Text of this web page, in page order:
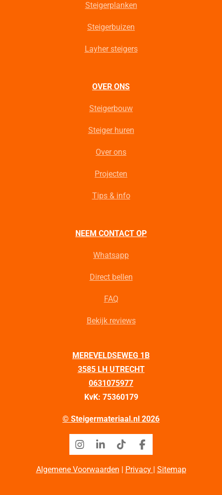
Steigerplanken
Steigerbuizen
Layher steigers
OVER ONS
Steigerbouw
Steiger huren
Over ons
Projecten
Tips & info
NEEM CONTACT OP
Whatsapp
Direct bellen
FAQ
Bekijk reviews
MEREVELDSEWEG 1B
3585 LH UTRECHT
0631075977
KvK: 75360179
© Steigermateriaal.nl 2026
I
n
s
L
i
n
T
i
k
F
a
c
Algemene Voorwaarden | Privacy | Sitemap